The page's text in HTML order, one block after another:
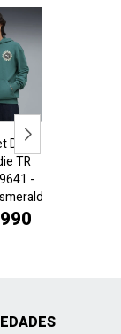
Drive
TR
-